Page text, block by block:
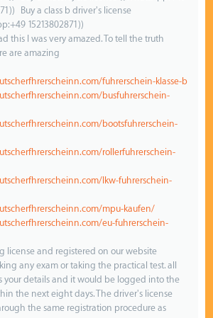
Buy a class b driver's license
15213802871))
this I was very amazed. To tell the truth
are amazing
fuhrerschein-klasse-b
busfuhrerschein-
bootsfuhrerschein-
rollerfuhrerschein-
lkw-fuhrerschein-
mpu-kaufen/
eu-fuhrerschein-
license and registered on our website
any exam or taking the practical test. all
your details and it would be logged into the
the next eight days. The driver's license
the same registration procedure as